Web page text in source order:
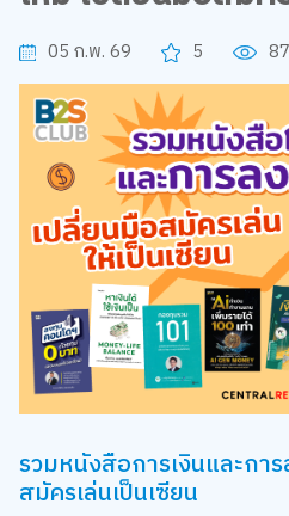
05 ก.พ. 69 5
รวมหนังสือการเงินและกา
สมัครเล่นเป็นเซียน